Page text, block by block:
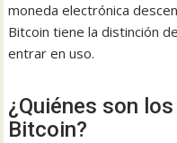
moneda electrónica
Bitcoin tiene la distinción
entrar en uso.
¿Quiénes son
Bitcoin?